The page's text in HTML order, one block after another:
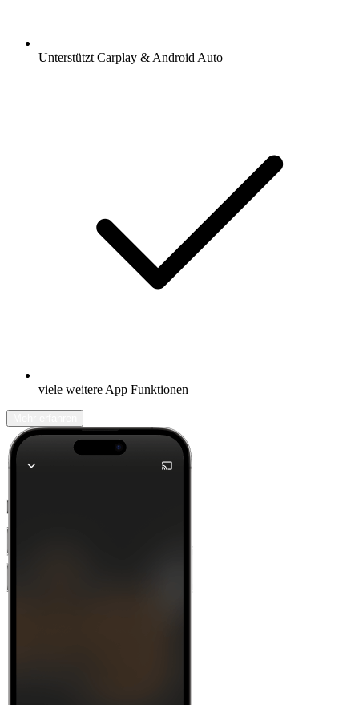
Unterstützt Carplay & Android Auto
viele weitere App Funktionen